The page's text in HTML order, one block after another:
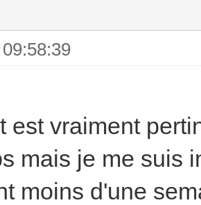
est vraiment
mais je me suis
moins d'une